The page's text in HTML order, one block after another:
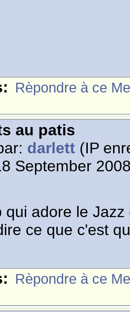
Rèpondre à ce
au patis
darlett (IP
September
qui adore le
ce que c'est
Rèpondre à ce